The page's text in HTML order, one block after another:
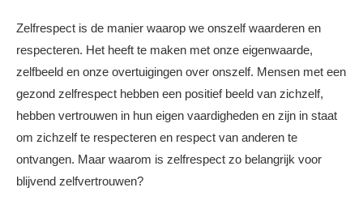
Zelfrespect is de manier waarop we onszelf waarderen en
respecteren. Het heeft te maken met onze eigenwaarde,
zelfbeeld en onze overtuigingen over onszelf. Mensen met een
gezond zelfrespect hebben een positief beeld van zichzelf,
hebben vertrouwen in hun eigen vaardigheden en zijn in staat
om zichzelf te respecteren en respect van anderen te
ontvangen. Maar waarom is zelfrespect zo belangrijk voor
blijvend zelfvertrouwen?